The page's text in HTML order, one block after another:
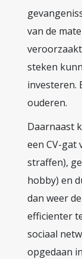
van de
steken
investeren.
ouderen.
Daarnaast
een CV-gat
straffen),
hobby) en
dan weer
efficienter
sociaal
opgedaan